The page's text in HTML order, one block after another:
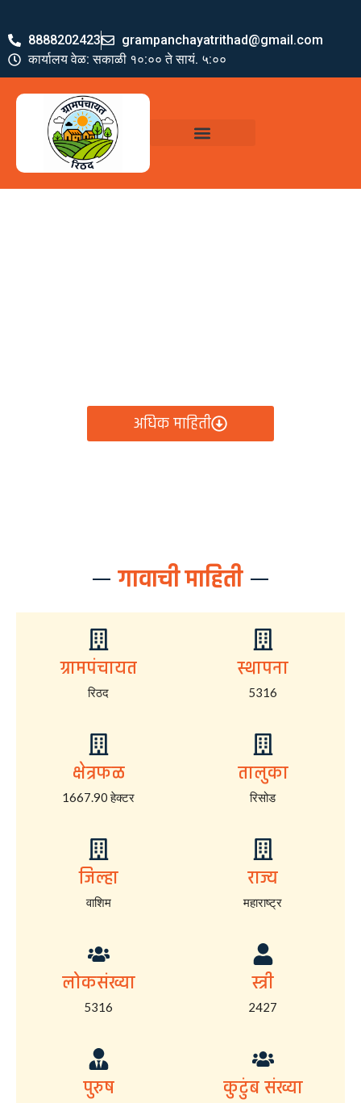
8888202423
grampanchayatrithad@gmail.com
कार्यालय वेळ: सकाळी १०:०० ते सायं. ५:००
अधिक माहिती
गावाची माहिती
ग्रामपंचायत
रिठद
स्थापना
5316
क्षेत्रफळ
1667.90 हेक्टर
तालुका
रिसोड
जिल्हा
वाशिम
राज्य
महाराष्ट्र
लोकसंख्या
5316
स्त्री
2427
पुरुष कुटुंब संख्या